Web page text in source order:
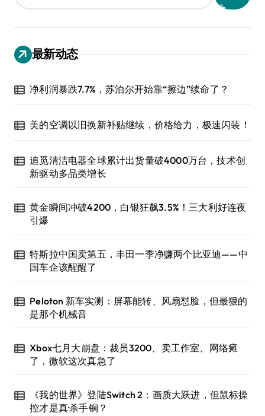
最新动态
净利润暴跌7.7%，苏泊尔开始靠“擦边”续命了？
美的空调以旧换新补贴继续，价格给力，极速闪装！
追觅清洁电器全球累计出货量破4000万台，技术创
新驱动多品类增长
黄金瞬间冲破4200，白银狂飙3.5%！三大利好连夜
引爆
特斯拉中国卖第五，丰田一季净赚两个比亚迪——中
国车企该醒醒了
Peloton 新车实测：屏幕能转、风扇怼脸，但最狠的
是那个机械音
Xbox七月大崩盘：裁员3200、卖工作室、网络瘫
了，微软这次真急了
《我的世界》登陆Switch 2：画质大跃进，但鼠标操
控才是真·杀手锏？